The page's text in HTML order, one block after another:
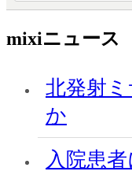
mixiニュース
北発射
か
入院患